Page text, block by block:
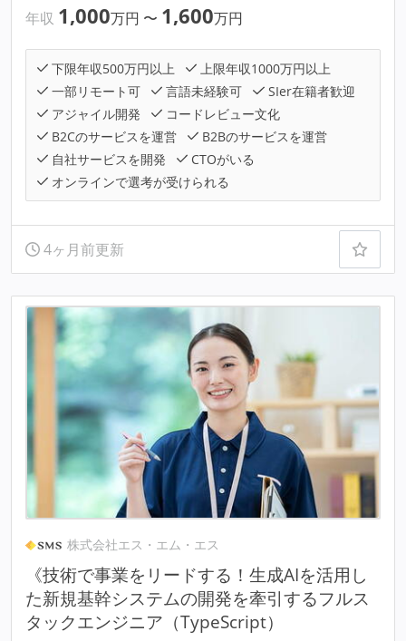
年収 1,000万円 〜 1,600万円
下限年収500万円以上
上限年収1000万円以上
一部リモート可
言語未経験可
SIer在籍者歓迎
アジャイル開発
コードレビュー文化
B2Cのサービスを運営
B2Bのサービスを運営
自社サービスを開発
CTOがいる
オンラインで選考が受けられる
4ヶ月前更新
株式会社エス・エム・エス
《技術で事業をリードする！生成AIを活用し
た新規基幹システムの開発を牽引するフルス
タックエンジニア（TypeScript）